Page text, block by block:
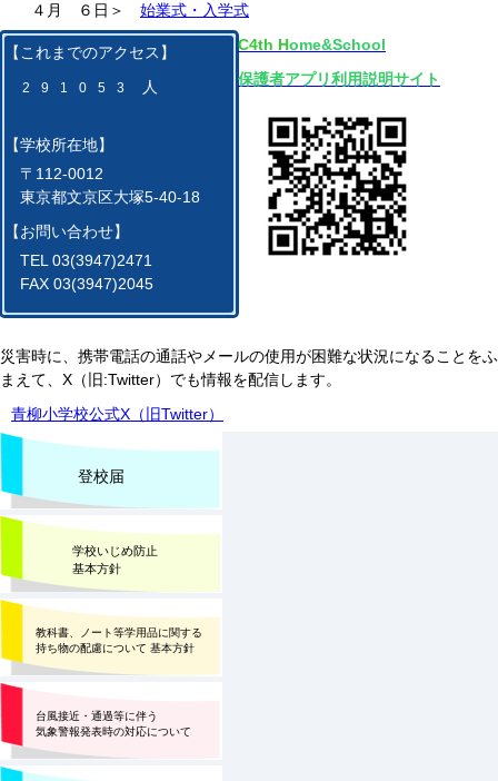
登校届
学校いじめ防止
基本方針
教科書、ノート等学用品に関する
持ち物の配慮について 基本方針
台風接近・通過等に伴う
気象警報発表時の対応について
４月 ６日＞ 始業式・入学式
【これまでのアクセス】
2 9 1 0 5 3 人
【学校所在地】
〒112-0012
東京都文京区大塚5-40-18
【お問い合わせ】
TEL 03(3947)2471
FAX 03(3947)2045
C4th Home&School
保護者アプリ利用説明サイト
災害時に、携帯電話の通話やメールの使用が困難な状況になることをふ
まえて、X（旧:Twitter）でも情報を配信します。
青柳小学校公式X（旧Twitter）